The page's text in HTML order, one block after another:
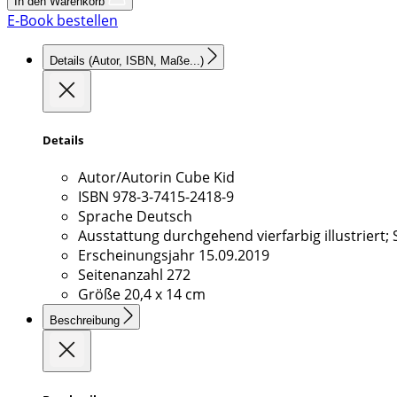
E-Book bestellen
Details (Autor, ISBN, Maße...)
Details
Autor/Autorin Cube Kid
ISBN 978-3-7415-2418-9
Sprache Deutsch
Ausstattung durchgehend vierfarbig illustriert;
Erscheinungsjahr 15.09.2019
Seitenanzahl 272
Größe20,4 x 14 cm
Beschreibung